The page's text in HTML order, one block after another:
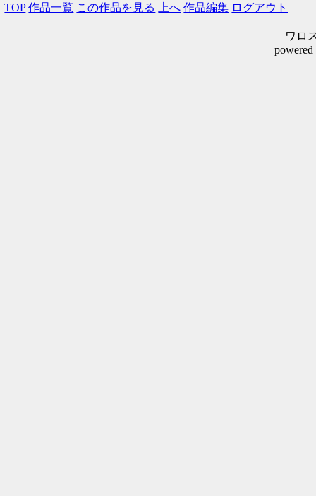
TOP 作品一覧 この作品を見る 上へ 作品編集 ログアウト
ワロ